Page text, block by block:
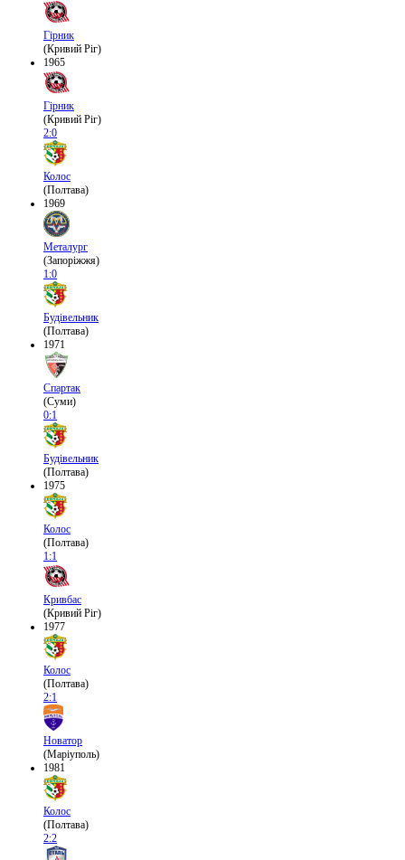
Гірник
(Кривий Ріг)
1965
Гірник
(Кривий Ріг)
2:0
Колос
(Полтава)
1969
Металург
(Запоріжжя)
1:0
Будівельник
(Полтава)
1971
Спартак
(Суми)
0:1
Будівельник
(Полтава)
1975
Колос
(Полтава)
1:1
Кривбас
(Кривий Ріг)
1977
Колос
(Полтава)
2:1
Новатор
(Маріуполь)
1981
Колос
(Полтава)
2:2